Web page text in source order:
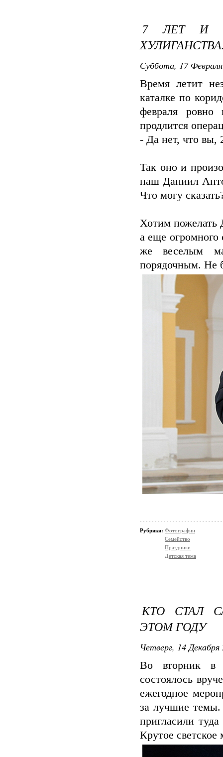
7 ЛЕТ И
Суббота, 17
Время летит
каталке по
февраля
продлится
- Да нет, что вы,
Так оно и
наш Даниил
Что могу
Хотим пожелать
а еще огромного
же веселым
порядочным. Не
Рубрики: Фотографии
Семейство
Праздники
Детская тема
КТО СТАЛ
ЭТОМ ГОДУ
Четверг, 14
Во вторник в
состоялось
ежегодное
за лучшие
пригласили
Крутое светское